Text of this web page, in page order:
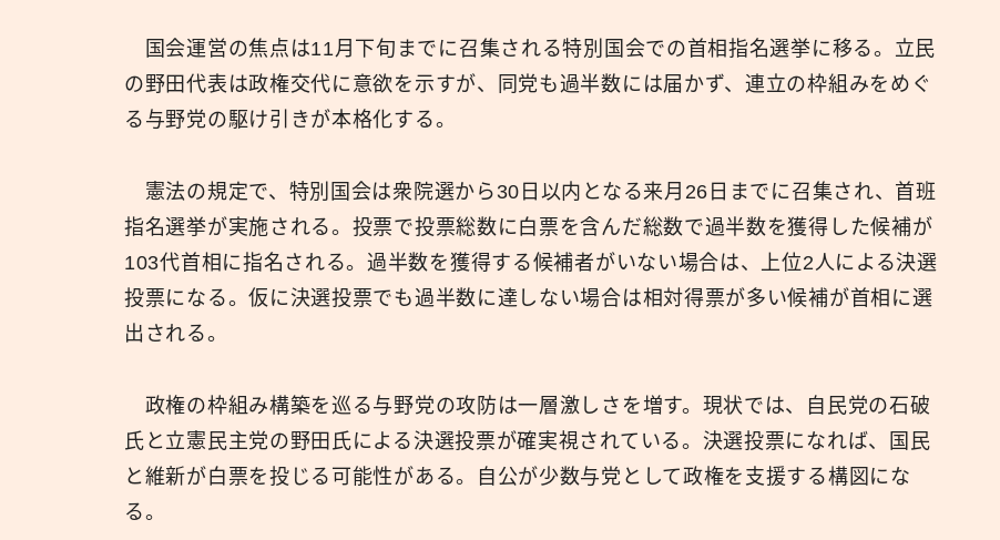
国会運営の焦点は11月下旬までに召集される特別国会での首相指名選挙に移る。立民
の野田代表は政権交代に意欲を示すが、同党も過半数には届かず、連立の枠組みをめぐ
る与野党の駆け引きが本格化する。
憲法の規定で、特別国会は衆院選から30日以内となる来月26日までに召集され、首班
指名選挙が実施される。投票で投票総数に白票を含んだ総数で過半数を獲得した候補が
103代首相に指名される。過半数を獲得する候補者がいない場合は、上位2人による決選
投票になる。仮に決選投票でも過半数に達しない場合は相対得票が多い候補が首相に選
出される。
政権の枠組み構築を巡る与野党の攻防は一層激しさを増す。現状では、自民党の石破
氏と立憲民主党の野田氏による決選投票が確実視されている。決選投票になれば、国民
と維新が白票を投じる可能性がある。自公が少数与党として政権を支援する構図にな
る。